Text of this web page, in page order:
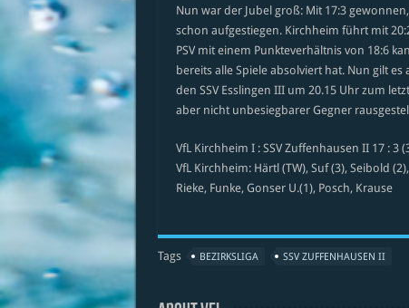
Nun war der Jubel groß: Mit 17:3
schon aufgestiegen. Kirchheim führt mit
PSV mit einem Punkteverhältnis von 18:6
bereits alle Spiele absolviert hat. Nun gilt
den SSV Esslingen III um 20.15 Uhr zum
aber nicht unbesiegbarer Gegner
VfL Kirchheim I : SSV Zuffenhausen II 17 : 3
VfL Kirchheim: Härtl (TW), Suf (3), Seibold
Rieke, Funke, Gonser U.(1), Posch, Krause
Tags BEZIRKSLIGA SSV ZUFFENHAUSEN II